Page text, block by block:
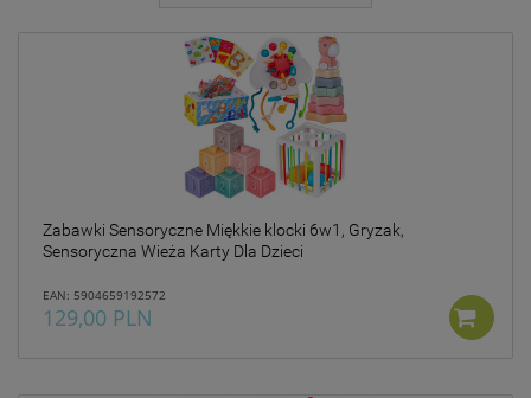
Zabawki Sensoryczne Miękkie klocki 6w1, Gryzak,
Sensoryczna Wieża Karty Dla Dzieci
EAN: 5904659192572
129,00 PLN
mogą zostać zamieszczone
również zewnętrzne linki
umożliwiające bezpośrednie
dotarcie do innych stron
internetowych bądź też
podczas korzystania z
naszych serwisów w
Użytkownika mogą zostać
umieszczone pliki Cookies w
skorzystania ze